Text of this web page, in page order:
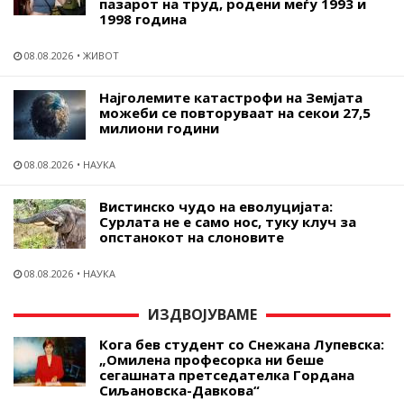
1998 година
08.08.2026 ЖИВОТ
Најголемите катастрофи на Земјата
можеби се повторуваат на секои 27,5
милиони години
08.08.2026 НАУКА
Вистинско чудо на еволуцијата:
Сурлата не е само нос, туку клуч за
опстанокот на слоновите
08.08.2026 НАУКА
ИЗДВОЈУВАМЕ
Кога бев студент со Снежана Лупевска:
„Омилена професорка ни беше
сегашната претседателка Гордана
Сиљановска-Давкова“